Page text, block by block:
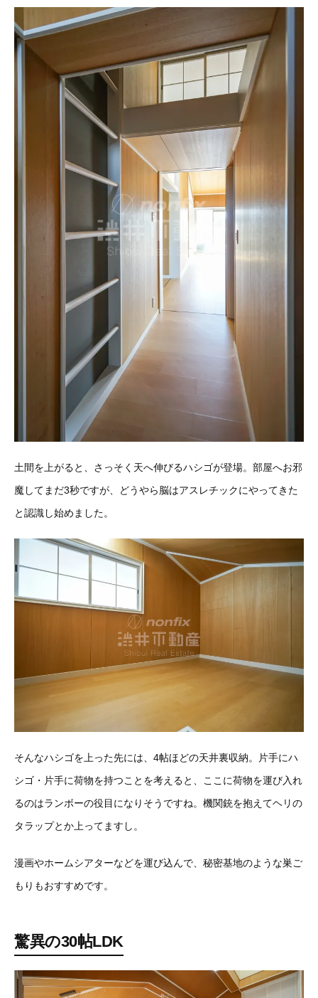
土間を上がると、さっそく天へ伸びるハシゴが登場。部屋へお邪
魔してまだ3秒ですが、どうやら脳はアスレチックにやってきた
と認識し始めました。
そんなハシゴを上った先には、4帖ほどの天井裏収納。片手にハ
シゴ・片手に荷物を持つことを考えると、ここに荷物を運び入れ
るのはランボーの役目になりそうですね。機関銃を抱えてヘリの
タラップとか上ってますし。
漫画やホームシアターなどを運び込んで、秘密基地のような巣ご
もりもおすすめです。
驚異の30帖LDK